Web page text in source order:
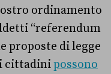
ordinamento
“referendum
proposte di legge
cittadinipossono